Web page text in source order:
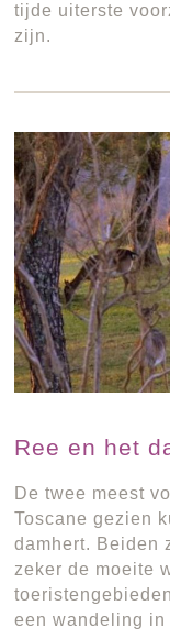
tijde uiterste
zijn.
Ree en het
De twee meest
Toscane gezien
damhert. Beiden
zeker de moeite
een wandeling in